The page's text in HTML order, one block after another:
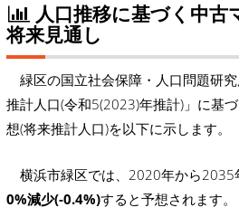
人口推移に基づく中古
将来見通し
緑区の国立社会保障・人口問題研
推計人口(令和5(2023)年推計)」に基
想(将来推計人口)を以下に示します。
横浜市緑区では、2020年から2035
0%減少(-0.4%)すると予想されます